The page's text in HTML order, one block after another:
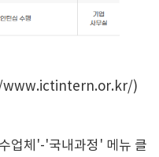
)
업체'-'국내과정' 메뉴 클